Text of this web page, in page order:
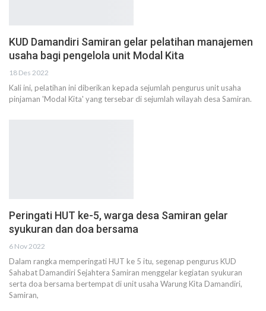
KUD Damandiri Samiran gelar pelatihan manajemen
usaha bagi pengelola unit Modal Kita
18 Des 2022
Kali ini, pelatihan ini diberikan kepada sejumlah pengurus unit usaha
pinjaman 'Modal Kita' yang tersebar di sejumlah wilayah desa Samiran.
Peringati HUT ke-5, warga desa Samiran gelar
syukuran dan doa bersama
6 Nov 2022
Dalam rangka memperingati HUT ke 5 itu, segenap pengurus KUD
Sahabat Damandiri Sejahtera Samiran menggelar kegiatan syukuran
serta doa bersama bertempat di unit usaha Warung Kita Damandiri,
Samiran,